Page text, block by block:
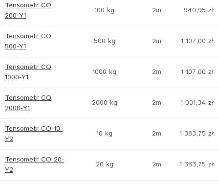
Tensometr CO
200-Y1
100 kg 2m 940,95 zł
Tensometr CO
500-Y1
500 kg 2m 1 107,00 zł
Tensometr CO
1000-Y1
1000 kg 2m 1 107,00 zł
Tensometr CO
2000-Y1
2000 kg 2m 1 301,34 zł
Tensometr CO 10-
Y2
10 kg 2m 1 383,75 zł
Tensometr CO 20-
Y2
20 kg 2m 1 383,75 zł